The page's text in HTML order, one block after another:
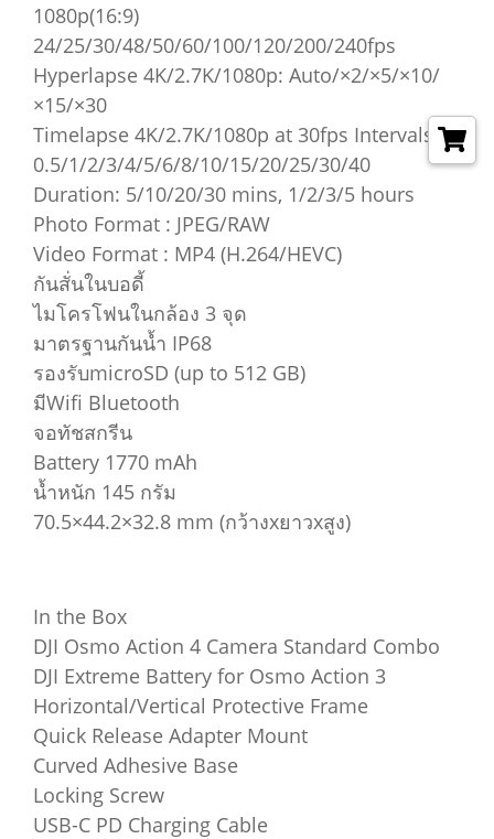
1080p(16:9)
24/25/30/48/50/60/100/120/200/240fps
Hyperlapse 4K/2.7K/1080p: Auto/×2/×5/×10/
×15/×30
Timelapse 4K/2.7K/1080p at 30fps Intervals:
0.5/1/2/3/4/5/6/8/10/15/20/25/30/40
Duration: 5/10/20/30 mins, 1/2/3/5 hours
Photo Format : JPEG/RAW
Video Format : MP4 (H.264/HEVC)
กันสั่นในบอดี้
ไมโครโฟนในกล้อง 3 จุด
มาตรฐานกันน้ำ IP68
รองรับmicroSD (up to 512 GB)
มีWifi Bluetooth
จอทัชสกรีน
Battery 1770 mAh
น้ำหนัก 145 กรัม
70.5×44.2×32.8 mm (กว้างxยาวxสูง)
In the Box
DJI Osmo Action 4 Camera Standard Combo
DJI Extreme Battery for Osmo Action 3
Horizontal/Vertical Protective Frame
Quick Release Adapter Mount
Curved Adhesive Base
Locking Screw
USB-C PD Charging Cable